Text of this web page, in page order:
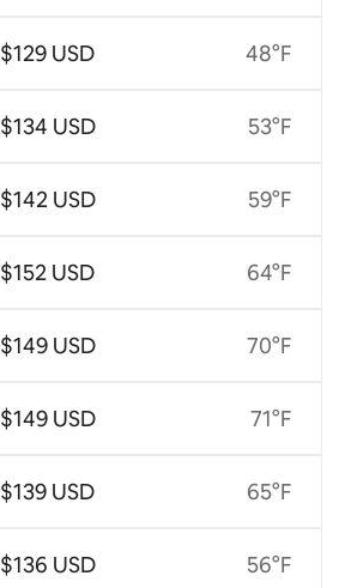
$129 USD
$134 USD
$142 USD
$152 USD
$149 USD
$149 USD
$139 USD
$136 USD
48°F
53°F
59°F
64°F
70°F
71°F
65°F
56°F